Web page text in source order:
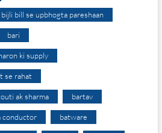
bill se upbhogta pareshaan
bari
ki supply
se rahat
ak sharma bartav
conductor batware